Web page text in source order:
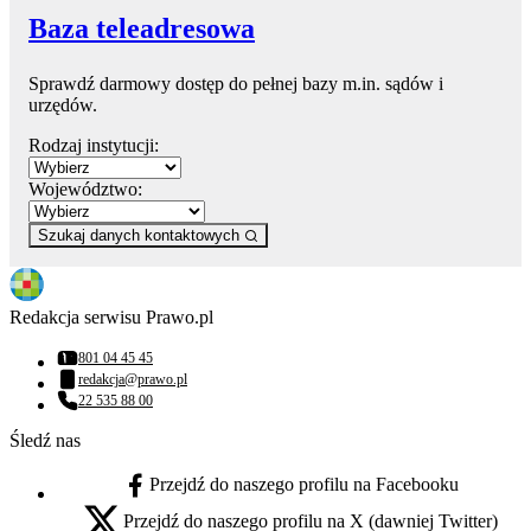
Baza teleadresowa
Sprawdź darmowy dostęp do pełnej bazy m.in. sądów i
urzędów.
Rodzaj instytucji:
Województwo:
Szukaj danych kontaktowych
Redakcja serwisu Prawo.pl
Numer telefonu:
801 04 45 45
Adres email:
redakcja@prawo.pl
Numer telefonu:
22 535 88 00
Śledź nas
facebook - otwiera się w nowej karcie
Przejdź do naszego profilu na Facebooku
Przejdź do naszego profilu na X (dawniej Twitter)